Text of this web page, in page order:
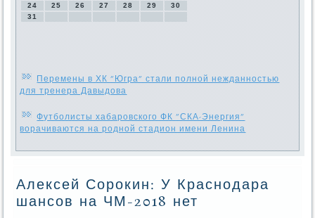
24
25 26 27 28 29
30
31
Перемены в ХК "Югра" стали полной нежданностью
для тренера Давыдова
Футболисты хабаровского ФК "СКА-Энергия"
ворачиваются на родной стадион имени Ленина
Алексей Сорокин: У Краснодара
шансов на ЧМ-2018 нет